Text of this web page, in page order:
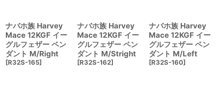
ナバホ族 Harvey
Mace 12KGF イー
グルフェザー ペン
ダント M/Right
[R32S-165]
ナバホ族 Harvey
Mace 12KGF イー
グルフェザー ペン
ダント M/Stright
[R32S-162]
ナバホ族 Harvey
Mace 12KGF イー
グルフェザー ペン
ダント M/Left
[R32S-160]